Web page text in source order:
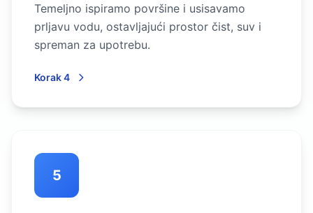
Temeljno ispiramo površine i usisavamo
prljavu vodu, ostavljajući prostor čist, suv i
spreman za upotrebu.
Korak 4
5